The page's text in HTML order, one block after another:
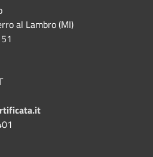
al Lambro (MI)